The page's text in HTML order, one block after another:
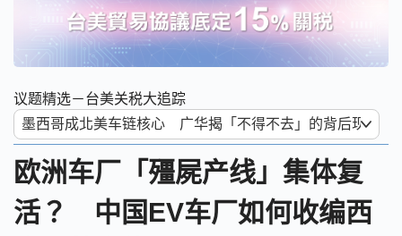
议题精选－台美关税大追踪
欧洲车厂「殭屍产线」集体复
活？ 中国EV车厂如何收编西